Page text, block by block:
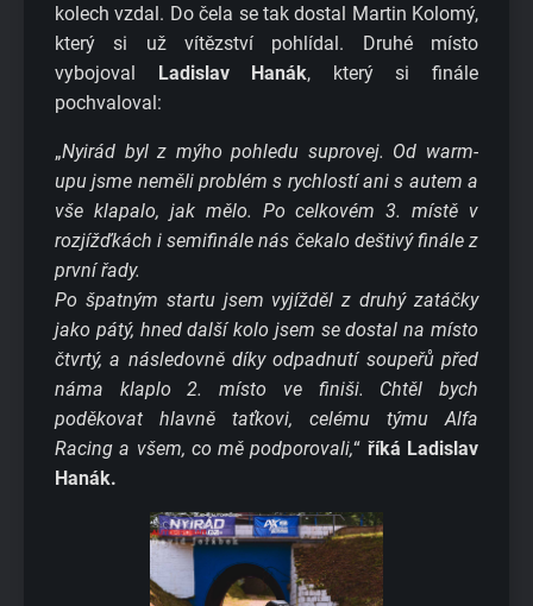
kolech vzdal. Do čela se tak dostal Martin Kolomý,
který si už vítězství pohlídal. Druhé místo
vybojoval Ladislav Hanák, který si finále
pochvaloval:
„Nyirád byl z mýho pohledu suprovej. Od warm-
upu jsme neměli problém s rychlostí ani s autem a
vše klapalo, jak mělo. Po celkovém 3. místě v
rozjížďkách i semifinále nás čekalo deštivý finále z
první řady.
Po špatným startu jsem vyjížděl z druhý zatáčky
jako pátý, hned další kolo jsem se dostal na místo
čtvrtý, a následovně díky odpadnutí soupeřů před
náma klaplo 2. místo ve finiši. Chtěl bych
poděkovat hlavně taťkovi, celému týmu Alfa
Racing a všem, co mě podporovali,“ říká Ladislav
Hanák.